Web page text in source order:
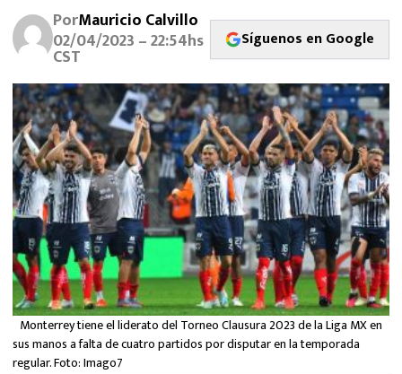
FUTBOL INTERNACIONAL
MEXICANOS EN EL EXTRANJERO
FUTBOL ESTUFA
FÓRMULA 1
BOXEO
LIGA MX
NFL
PorMauricio Calvillo
02/04/2023 – 22:54hs
CST
Síguenos en Google
Monterrey tiene el liderato del Torneo Clausura 2023 de la Liga MX en
sus manos a falta de cuatro partidos por disputar en la temporada
regular. Foto: Imago7